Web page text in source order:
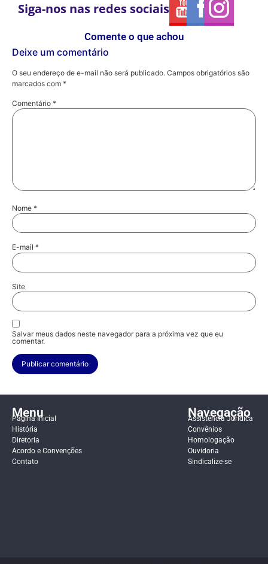
Siga-nos nas redes sociais
Comente o que achou
Deixe um comentário
O seu endereço de e-mail não será publicado. Campos obrigatórios são
marcados com *
Comentário *
Nome *
E-mail *
Site
Salvar meus dados neste navegador para a próxima vez que eu
comentar.
Menu
Página Inicial
História
Diretoria
Acordo e Convenções
Contato
Navegação
Assistência Jurídica
Convênios
Homologação
Ouvidoria
Sindicalize-se